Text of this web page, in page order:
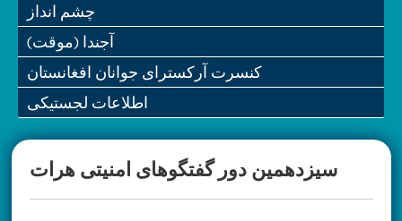
چشم انداز
آجندا (موقت)
کنسرت آرکسترای جوانان افغانستان
اطلاعات لجستیکی
سیزدهمین دور گفتگوهای امنیتی هرات